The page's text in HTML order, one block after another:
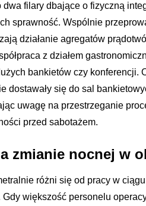
dwa filary dbające o fizyczną
sprawność. Wspólnie
działanie agregatów
z działem
bankietów czy konferencji.
dostawały się do sal
uwagę na przestrzeganie
przed sabotażem.
zmianie nocnej w
różni się od pracy w
większość personelu